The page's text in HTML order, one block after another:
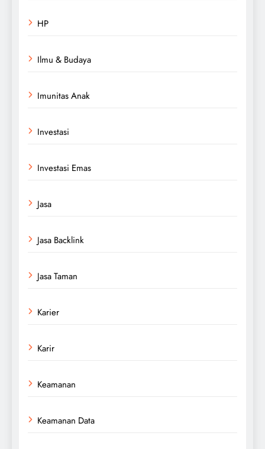
HP
Ilmu & Budaya
Imunitas Anak
Investasi
Investasi Emas
Jasa
Jasa Backlink
Jasa Taman
Karier
Karir
Keamanan
Keamanan Data